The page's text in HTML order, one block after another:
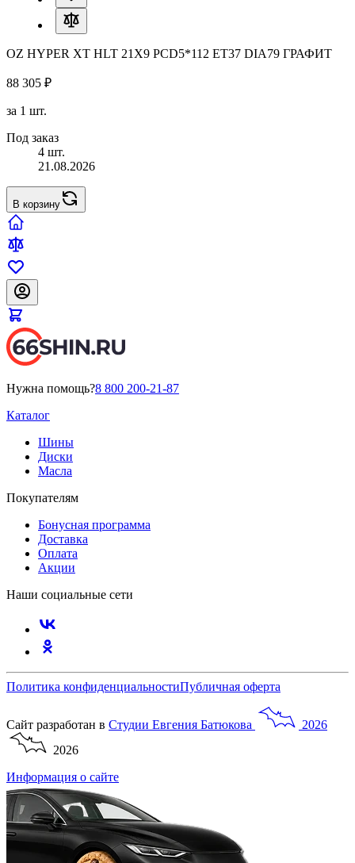
OZ HYPER XT HLT 21X9 PCD5*112 ET37 DIA79 ГРАФИТ
88 305 ₽
за 1 шт.
Под заказ
4 шт.
21.08.2026
В корзину
Нужна помощь?8 800 200-21-87
Каталог
Шины
Диски
Масла
Покупателям
Бонусная программа
Доставка
Оплата
Акции
Наши социальные сети
Политика конфиденциальностиПубличная оферта
Сайт разработан в Студии Евгения Батюкова
2026
2026
Информация о сайте